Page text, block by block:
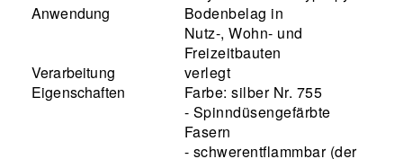
Anwendung
Bodenbelag in
Nutz-, Wohn- und
Freizeitbauten
Verarbeitung
verlegt
Eigenschaften
Farbe: silber Nr. 755
- Spinndüsengefärbte
Fasern
- schwerentflammbar (der